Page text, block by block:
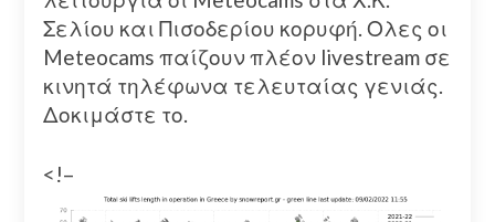
Σελίου και Πισοδερίου κορυφή. Ολες οι
Meteocams παίζουν πλέον livestream σε
κινητά τηλέφωνα τελευταίας γενιάς.
Δοκιμάστε το.
<!–